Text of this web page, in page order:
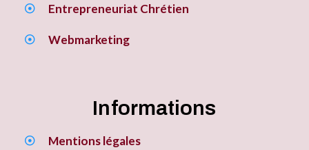
Entrepreneuriat Chrétien
Webmarketing
Informations
Mentions légales